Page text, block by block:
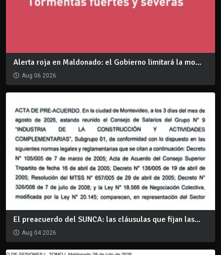
Alerta roja en Maldonado: el Gobierno limitará la mo...
Aug 06 2026
El preacuerdo del SUNCA: las cláusulas que fijan las...
Aug 04 2026